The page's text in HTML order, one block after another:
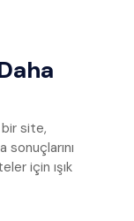
site,
sonuçlarını
için ışık